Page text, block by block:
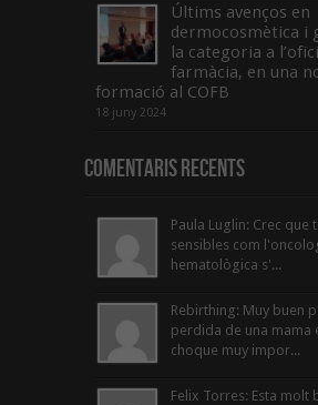
Últims avenços en
dermocosmètica i
la categoria a
farmàcia, en una
formació al COFB
18 juny 2024
Comentaris Recents
Paula Luglin: Crec que
sensibles com
hematològica s'...
Rebirthing: Muy buen
perdida de una mama
choque muy impor...
Felix Torres: Esta molt